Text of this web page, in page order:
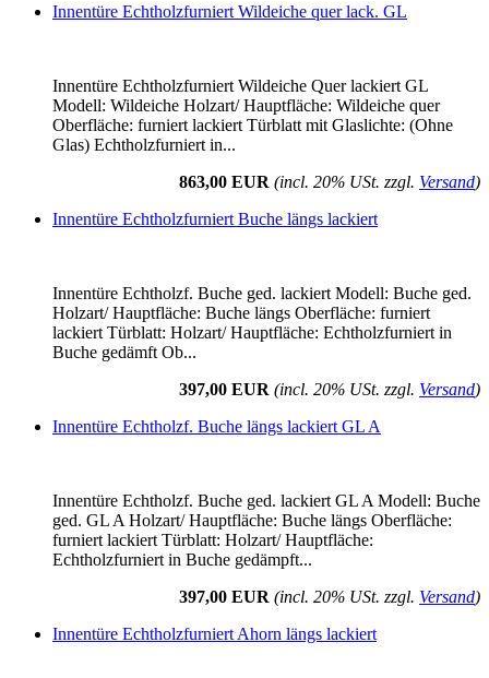
Innentüre Echtholzfurniert Wildeiche quer lack. GL
Innentüre Echtholzfurniert Wildeiche Quer lackiert GL
Modell: Wildeiche Holzart/ Hauptfläche: Wildeiche quer
Oberfläche: furniert lackiert Türblatt mit Glaslichte: (Ohne
Glas) Echtholzfurniert in...
863,00 EUR (incl. 20% USt. zzgl. Versand)
Innentüre Echtholzfurniert Buche längs lackiert
Innentüre Echtholzf. Buche ged. lackiert Modell: Buche ged.
Holzart/ Hauptfläche: Buche längs Oberfläche: furniert
lackiert Türblatt: Holzart/ Hauptfläche: Echtholzfurniert in
Buche gedämft Ob...
397,00 EUR (incl. 20% USt. zzgl. Versand)
Innentüre Echtholzf. Buche längs lackiert GL A
Innentüre Echtholzf. Buche ged. lackiert GL A Modell: Buche
ged. GL A Holzart/ Hauptfläche: Buche längs Oberfläche:
furniert lackiert Türblatt: Holzart/ Hauptfläche:
Echtholzfurniert in Buche gedämpft...
397,00 EUR (incl. 20% USt. zzgl. Versand)
Innentüre Echtholzfurniert Ahorn längs lackiert